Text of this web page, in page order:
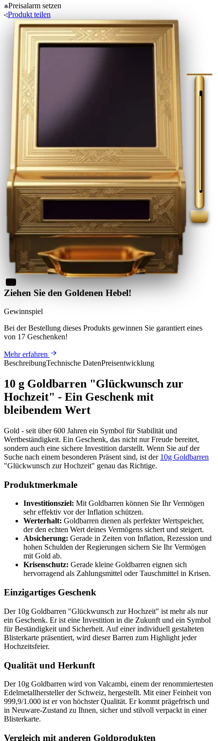
Preisalarm setzen
Produkt teilen
Ziehen Sie den Goldenen Hebel!
Gewinnspiel
Bei der Bestellung dieses Produkts gewinnen Sie garantiert eines
von 17 Geschenken!
Mehr erfahren
BeschreibungTechnische DatenPreisentwicklung
10 g Goldbarren "Glückwunsch zur
Hochzeit" - Ein Geschenk mit
bleibendem Wert
Gold - seit über 600 Jahren ein Symbol für Stabilität und
Wertbeständigkeit. Ein Geschenk, das nicht nur Freude bereitet,
sondern auch eine sichere Investition darstellt. Wenn Sie auf der
Suche nach einem besonderen Präsent sind, ist der 10g Goldbarren
"Glückwunsch zur Hochzeit" genau das Richtige.
Produktmerkmale
Investitionsziel: Mit Goldbarren können Sie Ihr Vermögen
sehr effektiv vor der Inflation schützen.
Werterhalt: Goldbarren dienen als perfekter Wertspeicher,
der den echten Wert deines Vermögens sichert und steigert.
Absicherung: Gerade in Zeiten von Inflation, Rezession und
hohen Schulden der Regierungen sichern Sie Ihr Vermögen
mit Gold ab.
Krisenschutz: Gerade kleine Goldbarren eignen sich
hervorragend als Zahlungsmittel oder Tauschmittel in Krisen.
Einzigartiges Geschenk
Der 10g Goldbarren "Glückwunsch zur Hochzeit" ist mehr als nur
ein Geschenk. Er ist eine Investition in die Zukunft und ein Symbol
für Beständigkeit und Sicherheit. Auf einer individuell gestalteten
Blisterkarte präsentiert, wird dieser Barren zum Highlight jeder
Hochzeitsfeier.
Qualität und Herkunft
Der 10g Goldbarren wird von Valcambi, einem der renommiertesten
Edelmetallhersteller der Schweiz, hergestellt. Mit einer Feinheit von
999,9/1.000 ist er von höchster Qualität. Er kommt prägefrisch und
in Neuware-Zustand zu Ihnen, sicher und stilvoll verpackt in einer
Blisterkarte.
Vergleich mit anderen Goldprodukten